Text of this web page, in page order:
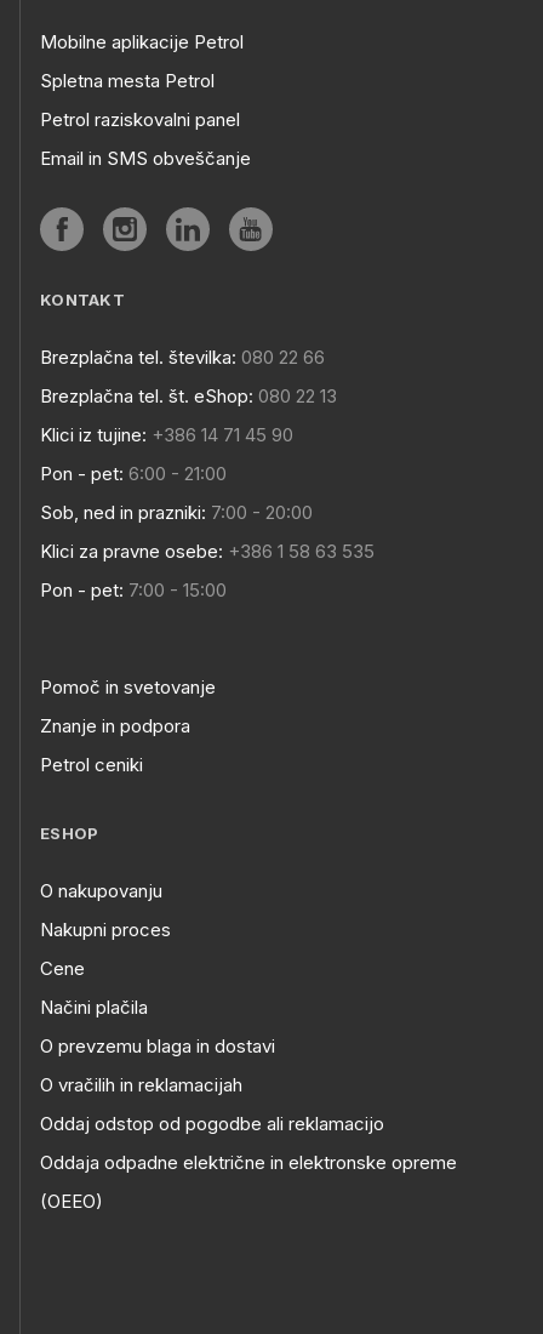
Mobilne aplikacije Petrol
Spletna mesta Petrol
Petrol raziskovalni panel
Email in SMS obveščanje
KONTAKT
Brezplačna tel. številka: 080 22 66
Brezplačna tel. št. eShop: 080 22 13
Klici iz tujine: +386 14 71 45 90
Pon - pet: 6:00 - 21:00
Sob, ned in prazniki: 7:00 - 20:00
Klici za pravne osebe: +386 1 58 63 535
Pon - pet: 7:00 - 15:00
Pomoč in svetovanje
Znanje in podpora
Petrol ceniki
ESHOP
O nakupovanju
Nakupni proces
Cene
Načini plačila
O prevzemu blaga in dostavi
O vračilih in reklamacijah
Oddaj odstop od pogodbe ali reklamacijo
Oddaja odpadne električne in elektronske opreme
(OEEO)